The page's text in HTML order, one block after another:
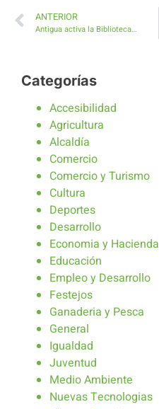
ANTERIOR
Antigua activa la Biblioteca Viajera en los centros culturales del Municipio
Categorías
Accesibilidad
Agricultura
Alcaldía
Comercio
Comercio y Turismo
Cultura
Deportes
Desarrollo
Economia y Hacienda
Educación
Empleo y Desarrollo
Festejos
Ganaderia y Pesca
General
Igualdad
Juventud
Medio Ambiente
Nuevas Tecnologias